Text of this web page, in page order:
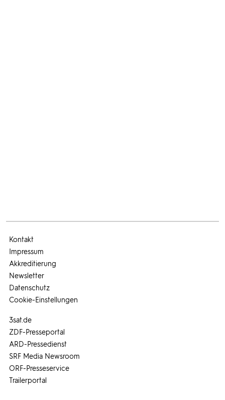
3sat.de
ZDF-Presseportal
ARD-Pressedienst
SRF Media Newsroom
ORF-Presseservice
Trailerportal
Kontakt
Impressum
Akkreditierung
Newsletter
Datenschutz
Cookie-Einstellungen